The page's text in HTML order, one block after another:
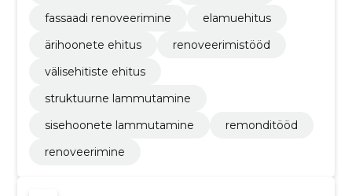
fassaadi renoveerimine
elamuehitus
ärihoonete ehitus
renoveerimistööd
välisehitiste ehitus
struktuurne lammutamine
sisehoonete lammutamine
remonditööd
renoveerimine